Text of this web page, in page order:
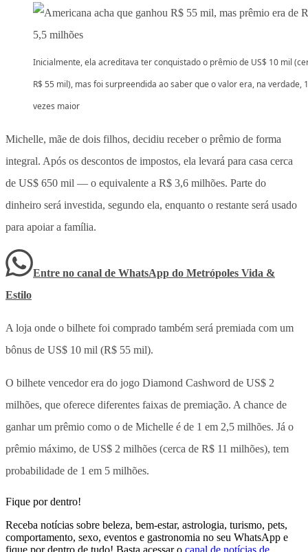
Inicialmente, ela acreditava ter conquistado o prêmio de US$ 10 mil
R$ 55 mil), mas foi surpreendida ao saber que o valor era, na verdade,
vezes maior
Michelle, mãe de dois filhos, decidiu receber o prêmio de forma
integral. Após os descontos de impostos, ela levará para casa cerca
de US$ 650 mil — o equivalente a R$ 3,6 milhões. Parte do
dinheiro será investida, segundo ela, enquanto o restante será usado
para apoiar a família.
Entre no canal de WhatsApp do Metrópoles Vida &
Estilo
A loja onde o bilhete foi comprado também será premiada com um
bônus de US$ 10 mil (R$ 55 mil).
O bilhete vencedor era do jogo Diamond Cashword de US$ 2
milhões, que oferece diferentes faixas de premiação. A chance de
ganhar um prêmio como o de Michelle é de 1 em 2,5 milhões. Já o
prêmio máximo, de US$ 2 milhões (cerca de R$ 11 milhões), tem
probabilidade de 1 em 5 milhões.
Fique por dentro!
Receba notícias sobre beleza, bem-estar, astrologia, turismo, pets,
comportamento, sexo, eventos e gastronomia no seu WhatsApp e
fique por dentro de tudo! Basta acessar o canal de notícias de